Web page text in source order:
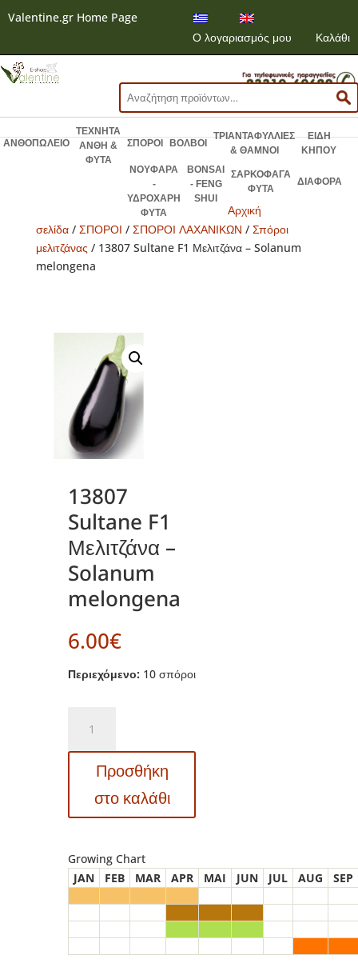
Valentine.gr Home Page
Ο λογαριασμός μου
Καλάθι
Αναζήτηση
για:
ΑΝΘΟΠΩΛΕΙΟ
ΤΕΧΝΗΤΑ
ΑΝΘΗ &
ΦΥΤΑ
ΣΠΟΡΟΙ ΒΟΛΒΟΙ
ΤΡΙΑΝΤΑΦΥΛΛΙΕΣ
& ΘΑΜΝΟΙ
ΕΙΔΗ
ΚΗΠΟΥ
ΝΟΥΦΑΡΑ
-
ΥΔΡΟΧΑΡΗ
ΦΥΤΑ
BONSAI
- FENG
SHUI
ΣΑΡΚΟΦΑΓΑ
ΦΥΤΑ
ΔΙΑΦΟΡΑ
Αρχική
σελίδα/ ΣΠΟΡΟΙ / ΣΠΟΡΟΙ ΛΑΧΑΝΙΚΩΝ / Σπόροι
μελιτζάνας / 13807 Sultane F1 Μελιτζάνα – Solanum
melongena
13807
Sultane F1
Μελιτζάνα –
Solanum
melongena
6.00€
Περιεχόμενο: 10 σπόροι
Sultane
F1
Μελιτζάνα
Solanum
Προσθήκη
στο καλάθι
Growing Chart
JAN
FEB MAR APR MAI JUN JUL AUG SEP